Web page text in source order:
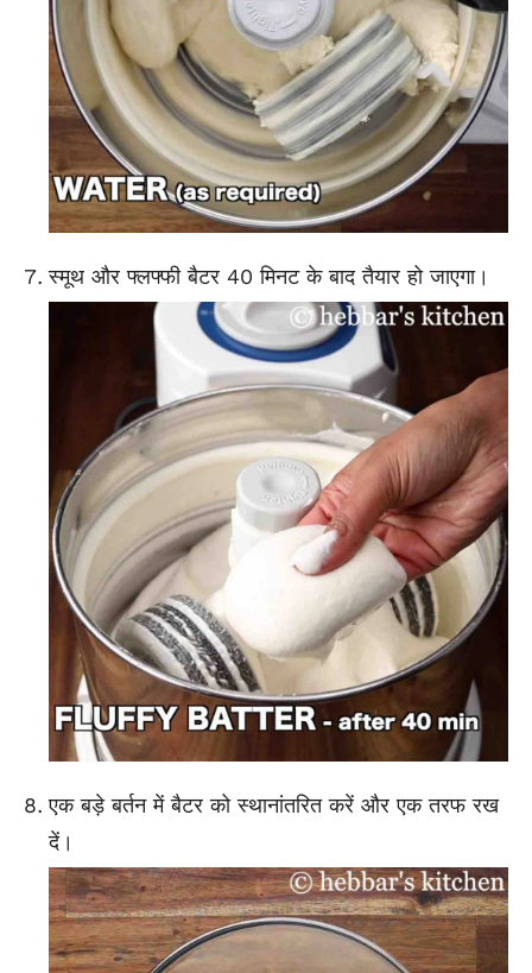
स्मूथ और फ्लफ्फी बैटर 40 मिनट के बाद तैयार हो जाएगा।
एक बड़े बर्तन में बैटर को स्थानांतरित करें और एक तरफ रख
दें।